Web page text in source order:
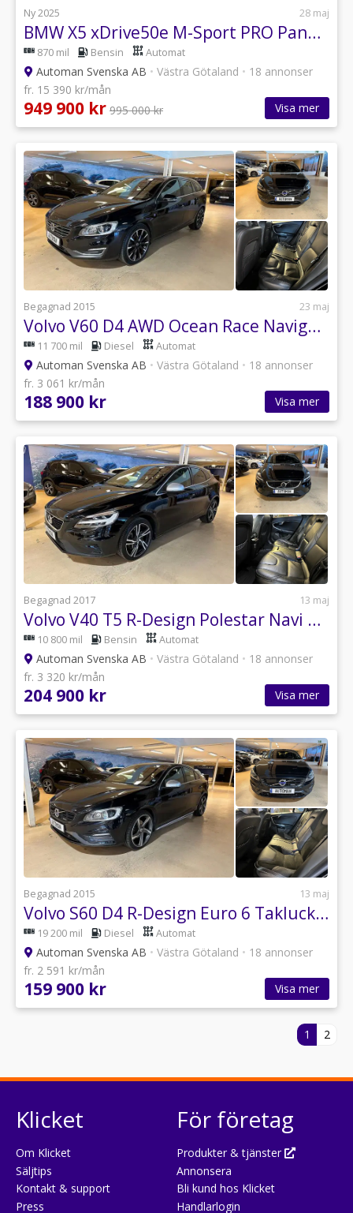
Ny 2025 28 maj
BMW X5 xDrive50e M-Sport PRO Panoramatak Comfort Plus
870 mil Bensin Automat
Automan Svenska AB • Västra Götaland • 18 annonser
fr. 15 390 kr/mån
949 900 kr 995 000 kr Visa mer
Begagnad 2015 23 maj
Volvo V60 D4 AWD Ocean Race Navigation Taklucka 19" LM-fälgar
11 700 mil Diesel Automat
Automan Svenska AB • Västra Götaland • 18 annonser
fr. 3 061 kr/mån
188 900 kr Visa mer
Begagnad 2017 13 maj
Volvo V40 T5 R-Design Polestar Navi Backkamera Läder
10 800 mil Bensin Automat
Automan Svenska AB • Västra Götaland • 18 annonser
fr. 3 320 kr/mån
204 900 kr Visa mer
Begagnad 2015 13 maj
Volvo S60 D4 R-Design Euro 6 Taklucka Driver Supportpaket Drag mm
19 200 mil Diesel Automat
Automan Svenska AB • Västra Götaland • 18 annonser
fr. 2 591 kr/mån
159 900 kr Visa mer
1 2
Klicket
Om Klicket
Säljtips
Kontakt & support
Press
För företag
Produkter & tjänster
Annonsera
Bli kund hos Klicket
Handlarlogin